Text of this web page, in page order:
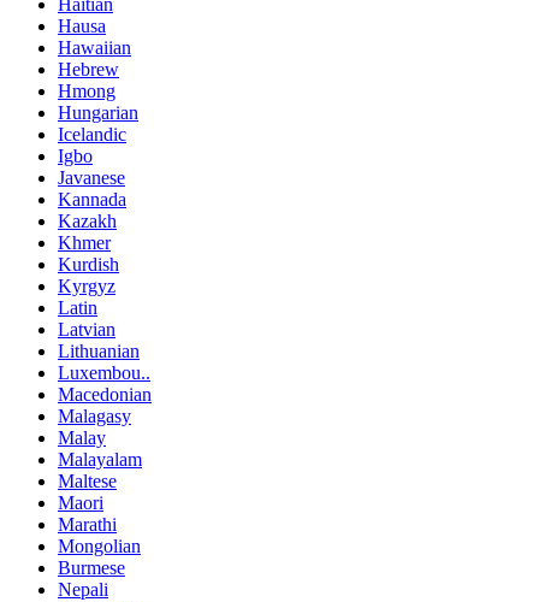
Haitian
Hausa
Hawaiian
Hebrew
Hmong
Hungarian
Icelandic
Igbo
Javanese
Kannada
Kazakh
Khmer
Kurdish
Kyrgyz
Latin
Latvian
Lithuanian
Luxembou..
Macedonian
Malagasy
Malay
Malayalam
Maltese
Maori
Marathi
Mongolian
Burmese
Nepali